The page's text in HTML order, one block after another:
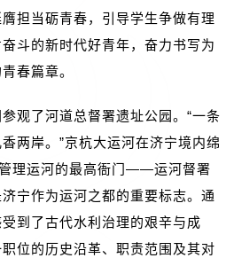
担当砺青春，引导学生争做有理
斗的新时代好青年，奋力书写为
春篇章。
观了河道总督署遗址公园。“一条
两岸。”京杭大运河在济宁境内绵
理运河的最高衙门——运河督署
宁作为运河之都的重要标志。通
到了古代水利治理的艰辛与成
位的历史沿革、职责范围及其对